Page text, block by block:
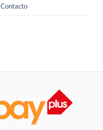
Contacto